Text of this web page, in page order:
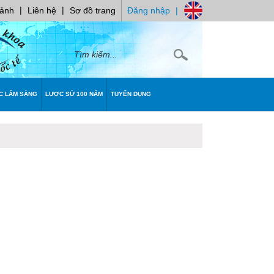
| Liên hệ | Sơ đồ trang Đăng nhập |
LÂM SÀNG LƯỢC SỬ 100 NĂM TUYỂN DỤNG